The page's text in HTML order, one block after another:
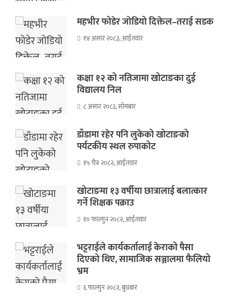
महभीर फोडेर जोडियो दिक्तेल–तराई सडक
१४ असार २०८३, आईतवार
कक्षा १२ को नतिजामा खोटाङका दुई
विद्यालय निल
८ असार २०८३, सोमबार
डाँडामा रहेर पनि लुकेको खोटाङको
पर्यटकीय स्थल रुपाकोट
१५ चैत्र २०८२, आईतवार
खोटाङमा १३ वर्षीया छात्रालाई बलात्कार
गर्ने शिक्षक पक्राउ
१० फाल्गुन २०८२, आईतवार
भट्टराईले कार्यकर्तालाई केराको पैसा
दिएको थिए, सामाजिक सञ्जालमा फैलियो
भ्रम
६ फाल्गुन २०८२, बुधबार